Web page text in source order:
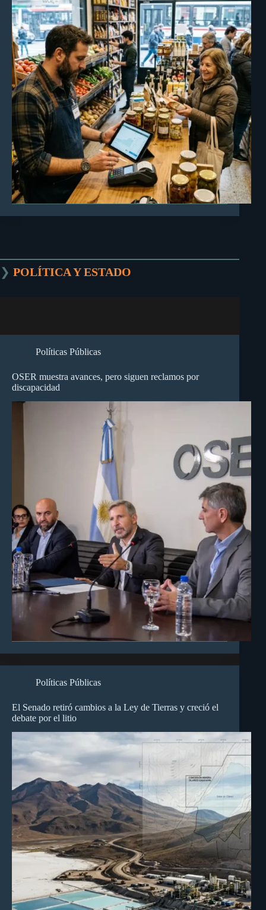
❯ POLÍTICA Y ESTADO
Políticas Públicas
OSER muestra avances, pero siguen reclamos por
discapacidad
Políticas Públicas
El Senado retiró cambios a la Ley de Tierras y creció el
debate por el litio